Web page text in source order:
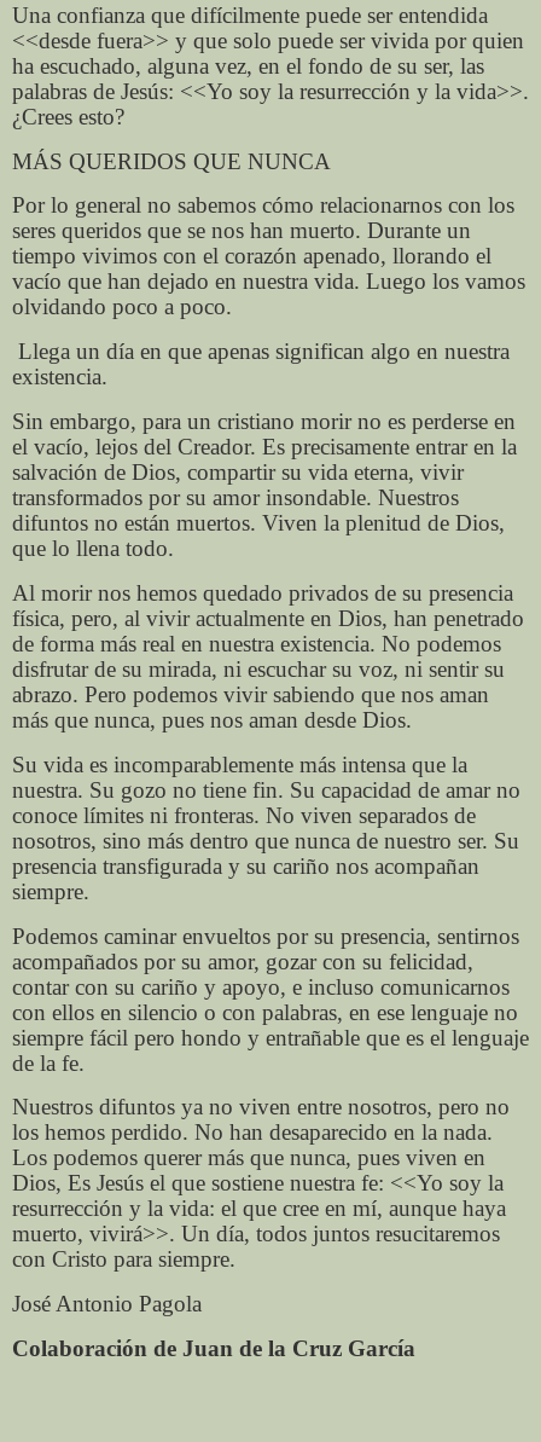
Una confianza que difícilmente puede ser entendida
<<desde fuera>> y que solo puede ser vivida por quien
ha escuchado, alguna vez, en el fondo de su ser, las
palabras de Jesús: <<Yo soy la resurrección y la vida>>.
¿Crees esto?
MÁS QUERIDOS QUE NUNCA
Por lo general no sabemos cómo relacionarnos con los
seres queridos que se nos han muerto. Durante un
tiempo vivimos con el corazón apenado, llorando el
vacío que han dejado en nuestra vida. Luego los vamos
olvidando poco a poco.
Llega un día en que apenas significan algo en nuestra
existencia.
Sin embargo, para un cristiano morir no es perderse en
el vacío, lejos del Creador. Es precisamente entrar en la
salvación de Dios, compartir su vida eterna, vivir
transformados por su amor insondable. Nuestros
difuntos no están muertos. Viven la plenitud de Dios,
que lo llena todo.
Al morir nos hemos quedado privados de su presencia
física, pero, al vivir actualmente en Dios, han penetrado
de forma más real en nuestra existencia. No podemos
disfrutar de su mirada, ni escuchar su voz, ni sentir su
abrazo. Pero podemos vivir sabiendo que nos aman
más que nunca, pues nos aman desde Dios.
Su vida es incomparablemente más intensa que la
nuestra. Su gozo no tiene fin. Su capacidad de amar no
conoce límites ni fronteras. No viven separados de
nosotros, sino más dentro que nunca de nuestro ser. Su
presencia transfigurada y su cariño nos acompañan
siempre.
Podemos caminar envueltos por su presencia, sentirnos
acompañados por su amor, gozar con su felicidad,
contar con su cariño y apoyo, e incluso comunicarnos
con ellos en silencio o con palabras, en ese lenguaje no
siempre fácil pero hondo y entrañable que es el lenguaje
de la fe.
Nuestros difuntos ya no viven entre nosotros, pero no
los hemos perdido. No han desaparecido en la nada.
Los podemos querer más que nunca, pues viven en
Dios, Es Jesús el que sostiene nuestra fe: <<Yo soy la
resurrección y la vida: el que cree en mí, aunque haya
muerto, vivirá>>. Un día, todos juntos resucitaremos
con Cristo para siempre.
José Antonio Pagola
Colaboración de Juan de la Cruz García